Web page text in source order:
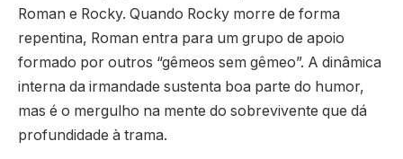
Roman e Rocky. Quando Rocky morre de forma
repentina, Roman entra para um grupo de apoio
formado por outros “gêmeos sem gêmeo”. A dinâmica
interna da irmandade sustenta boa parte do humor,
mas é o mergulho na mente do sobrevivente que dá
profundidade à trama.